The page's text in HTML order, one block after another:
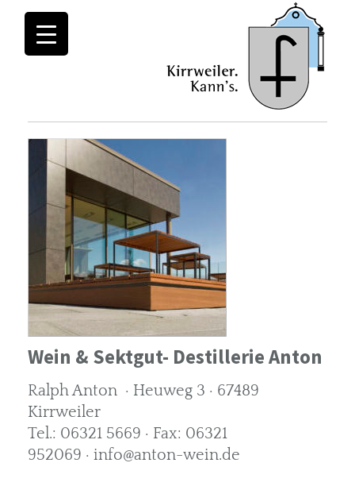
Wein & Sektgut- Destillerie Anton
Ralph Anton · Heuweg 3 · 67489
Kirrweiler
Tel.: 06321 5669 · Fax: 06321
952069 · info@anton-wein.de